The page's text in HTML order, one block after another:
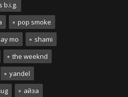
b.i.g.
pop smoke
mo
shami
the weeknd
yandel
айза